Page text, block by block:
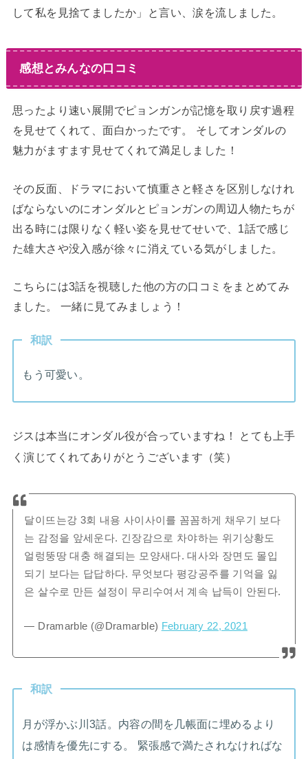
して私を見捨てましたか」と言い、涙を流しました。
感想とみんなの口コミ
思ったより速い展開でピョンガンが記憶を取り戻す過程
を見せてくれて、面白かったです。 そしてオンダルの
魅力がますます見せてくれて満足しました！
その反面、ドラマにおいて慎重さと軽さを区別しなけれ
ばならないのにオンダルとピョンガンの周辺人物たちが
出る時には限りなく軽い姿を見せてせいで、1話で感じ
た雄大さや没入感が徐々に消えている気がしました。
こちらには3話を視聴した他の方の口コミをまとめてみ
ました。 一緒に見てみましょう！
和訳
もう可愛い。
ジスは本当にオンダル役が合っていますね！ とても上手
く演じてくれてありがとうございます（笑）
달이뜨는강 3회 내용 사이사이를 꼼꼼하게 채우기 보다
는 감정을 앞세운다. 긴장감으로 차야하는 위기상황도
얼렁뚱땅 대충 해결되는 모양새다. 대사와 장면도 몰입
되기 보다는 답답하다. 무엇보다 평강공주를 기억을 잃
은 살수로 만든 설정이 무리수여서 계속 납득이 안된다.
— Dramarble (@Dramarble) February 22, 2021
和訳
月が浮かぶ川3話。内容の間を几帳面に埋めるより
は感情を優先にする。 緊張感で満たされなければな